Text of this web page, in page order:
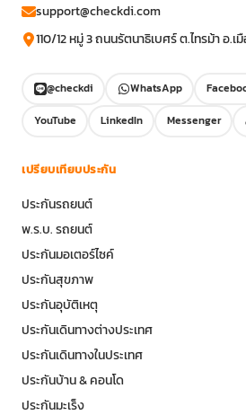
support@checkdi.com
110/12 หมู่ 3 ถนนรัตนาธิเบศร์ ต.ไทรม้า อ.
@checkdi WhatsApp
YouTube
LinkedIn Messenger
เปรียบเทียบประกัน
ประกันรถยนต์
พ.ร.บ. รถยนต์
ประกันมอเตอร์ไซค์
ประกันสุขภาพ
ประกันอุบัติเหตุ
ประกันเดินทางต่างประเทศ
ประกันเดินทางในประเทศ
ประกันบ้าน & คอนโด
ประกันมะเร็ง